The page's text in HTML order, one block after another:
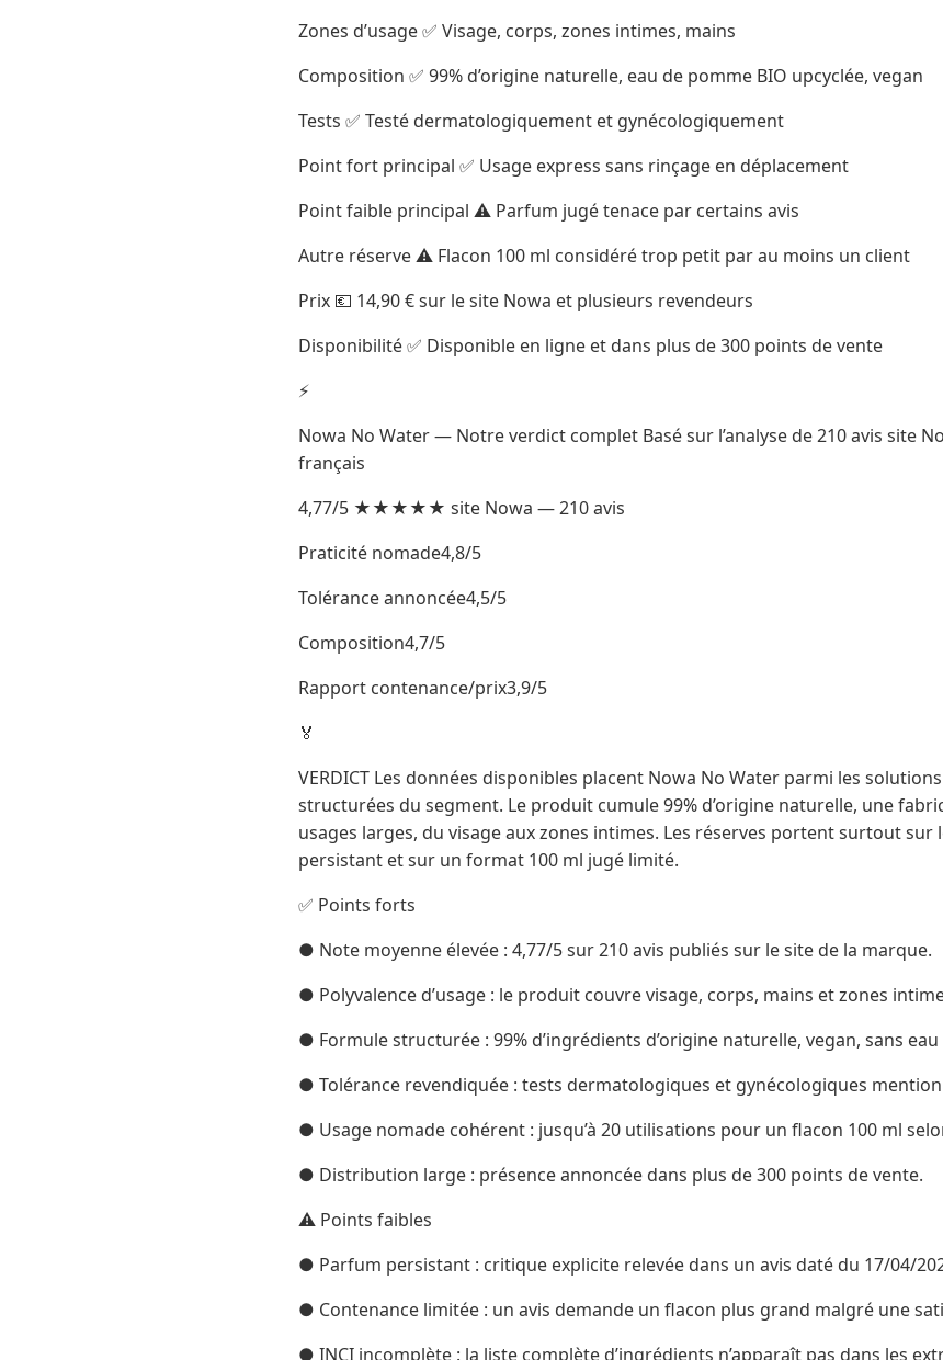
Zones d’usage ✅ Visage, corps, zones intimes, mains
Composition ✅ 99% d’origine naturelle, eau de pomme BIO upcyclée, vegan
Tests ✅ Testé dermatologiquement et gynécologiquement
Point fort principal ✅ Usage express sans rinçage en déplacement
Point faible principal ⚠️ Parfum jugé tenace par certains avis
Autre réserve ⚠️ Flacon 100 ml considéré trop petit par au moins un client
Prix 💶 14,90 € sur le site Nowa et plusieurs revendeurs
Disponibilité ✅ Disponible en ligne et dans plus de 300 points de vente
⚡
Nowa No Water — Notre verdict complet Basé sur l’analyse de 210 avis site
français
4,77/5 ★★★★★ site Nowa — 210 avis
Praticité nomade4,8/5
Tolérance annoncée4,5/5
Composition4,7/5
Rapport contenance/prix3,9/5
🏅
VERDICT Les données disponibles placent Nowa No Water parmi les
structurées du segment. Le produit cumule 99% d’origine naturelle, une
usages larges, du visage aux zones intimes. Les réserves portent surtout
persistant et sur un format 100 ml jugé limité.
✅ Points forts
● Note moyenne élevée : 4,77/5 sur 210 avis publiés sur le site de la marque.
● Polyvalence d’usage : le produit couvre visage, corps, mains et zones
● Formule structurée : 99% d’ingrédients d’origine naturelle, vegan, sans
● Tolérance revendiquée : tests dermatologiques et gynécologiques
● Usage nomade cohérent : jusqu’à 20 utilisations pour un flacon 100 ml
● Distribution large : présence annoncée dans plus de 300 points de vente.
⚠️ Points faibles
● Parfum persistant : critique explicite relevée dans un avis daté du 17/04/
● Contenance limitée : un avis demande un flacon plus grand malgré une
● INCI incomplète : la liste complète d’ingrédients n’apparaît pas dans les